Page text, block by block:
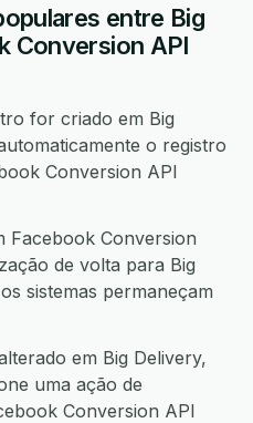
entre Big
Conversion API
for criado em Big
o registro
Conversion API
Facebook Conversion
de volta para Big
sistemas permaneçam
em Big Delivery,
uma ação de
Conversion API